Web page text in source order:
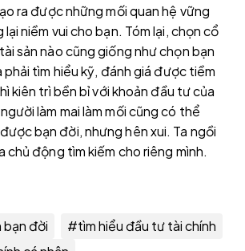
ra được những mối quan hệ vững
lại niềm vui cho bạn. Tóm lại, chọn cổ
sản nào cũng giống như chọn bạn
tìm hiểu kỹ, đánh giá được tiềm
kiên trì bền bỉ với khoản đầu tư của
làm mai làm mối cũng có thể
bạn đời, nhưng hên xui. Ta ngồi
chủ động tìm kiếm cho riêng mình.
bạn đời #tìm hiểu đầu tư tài chính